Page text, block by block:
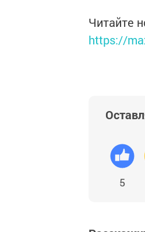
Читайте
https://
5